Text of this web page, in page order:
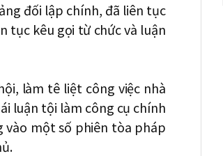
đối lập chính, đã liên tục
tục kêu gọi từ chức và luận
làm tê liệt công việc nhà
luận tội làm công cụ chính
vào một số phiên tòa pháp